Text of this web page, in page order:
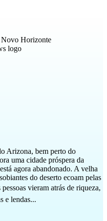
Arizona, bem perto do
uma cidade próspera da
agora abandonado. A velha
do deserto ecoam pelas
vieram atrás de riqueza,
e lendas...